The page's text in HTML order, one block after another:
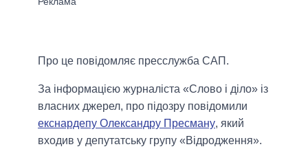
Про це повідомляє пресслужба САП.
За інформацією журналіста «Слово і діло» із
власних джерел, про підозру повідомили
екснардепу Олександру Пресману, який
входив у депутатську групу «Відродження».